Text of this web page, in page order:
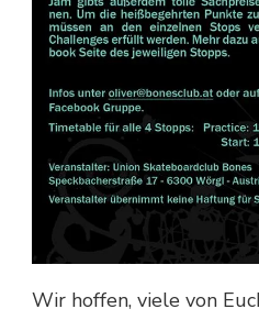
Wir hoffen, viele von